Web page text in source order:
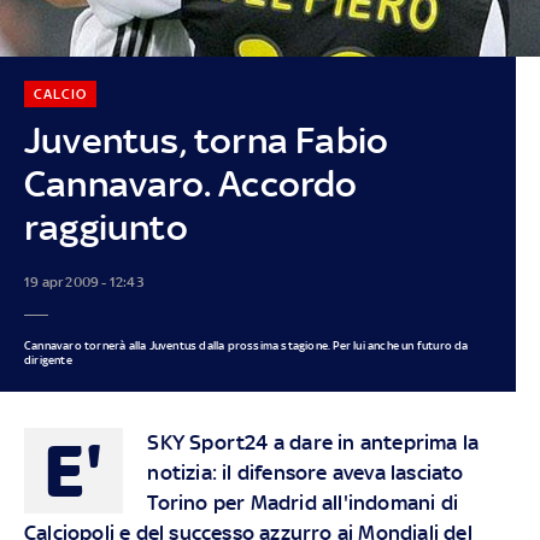
Juventus, torna Fabio
Cannavaro. Accordo
raggiunto
CALCIO
19 apr 2009 - 12:43
Cannavaro tornerà alla Juventus dalla prossima stagione. Per lui anche un futuro da
dirigente
E'
SKY Sport24 a dare in anteprima la
notizia: il difensore aveva lasciato
Torino per Madrid all'indomani di
Calciopoli e del successo azzurro ai Mondiali del